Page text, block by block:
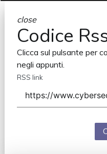
close
Codice
Clicca sul pulsante per
negli appunti.
RSS link